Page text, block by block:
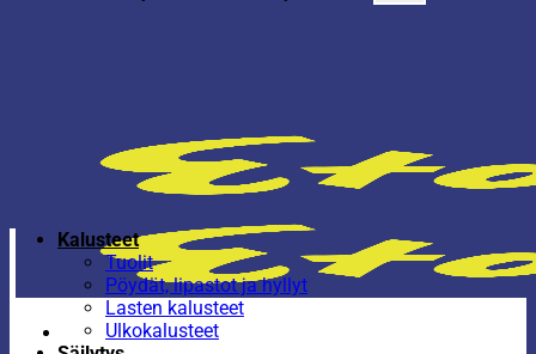
Kalusteet
Tuolit
Pöydät, lipastot ja hyllyt
Lasten kalusteet
Ulkokalusteet